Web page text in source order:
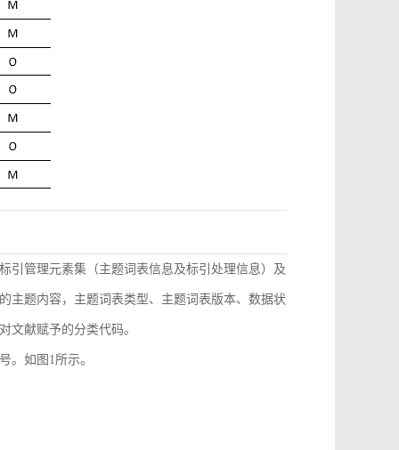
引管理元素集（主题词表信息及标引处理信息）及
主题内容，主题词表类型、主题词表版本、数据状
文献赋予的分类代码。
。如图1所示。